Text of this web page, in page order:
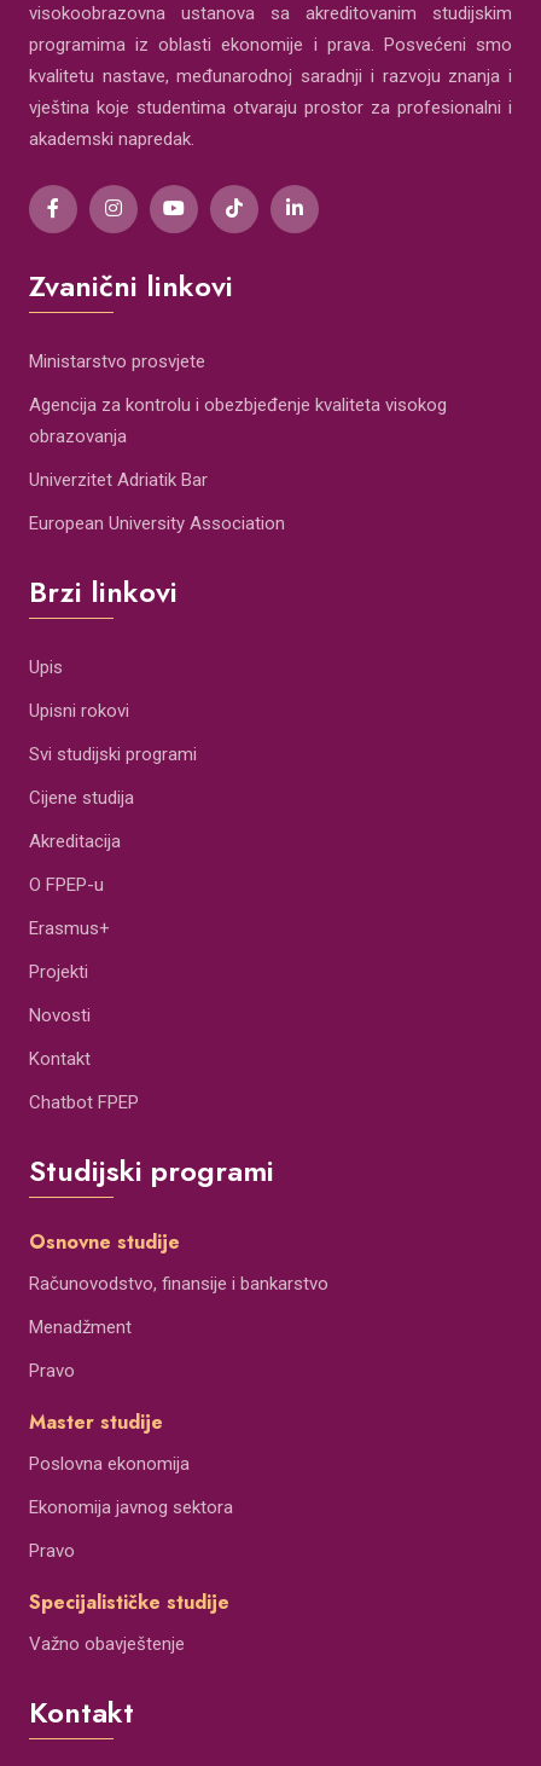
visokoobrazovna ustanova sa akreditovanim studijskim
programima iz oblasti ekonomije i prava. Posvećeni smo
kvalitetu nastave, međunarodnoj saradnji i razvoju znanja i
vještina koje studentima otvaraju prostor za profesionalni i
akademski napredak.
Zvanični linkovi
Ministarstvo prosvjete
Agencija za kontrolu i obezbjeđenje kvaliteta visokog
obrazovanja
Univerzitet Adriatik Bar
European University Association
Brzi linkovi
Upis
Upisni rokovi
Svi studijski programi
Cijene studija
Akreditacija
O FPEP-u
Erasmus+
Projekti
Novosti
Kontakt
Chatbot FPEP
Studijski programi
Osnovne studije
Računovodstvo, finansije i bankarstvo
Menadžment
Pravo
Master studije
Poslovna ekonomija
Ekonomija javnog sektora
Pravo
Specijalističke studije
Važno obavještenje
Kontakt